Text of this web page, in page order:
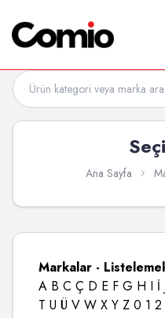
Ana Sayfa
Markalar -
A B C Ç D E F G H I İ
T U Ü V W X Y Z 0 1 2